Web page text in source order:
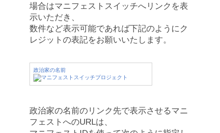
場合はマニフェストスイッチへリンクを表
示いただき、
数件など表示可能であれば下記のようにク
レジットの表記をお願いいたします。
政治家の名前
政治家の名前のリンク先で表示させるマニ
フェストへのURLは、